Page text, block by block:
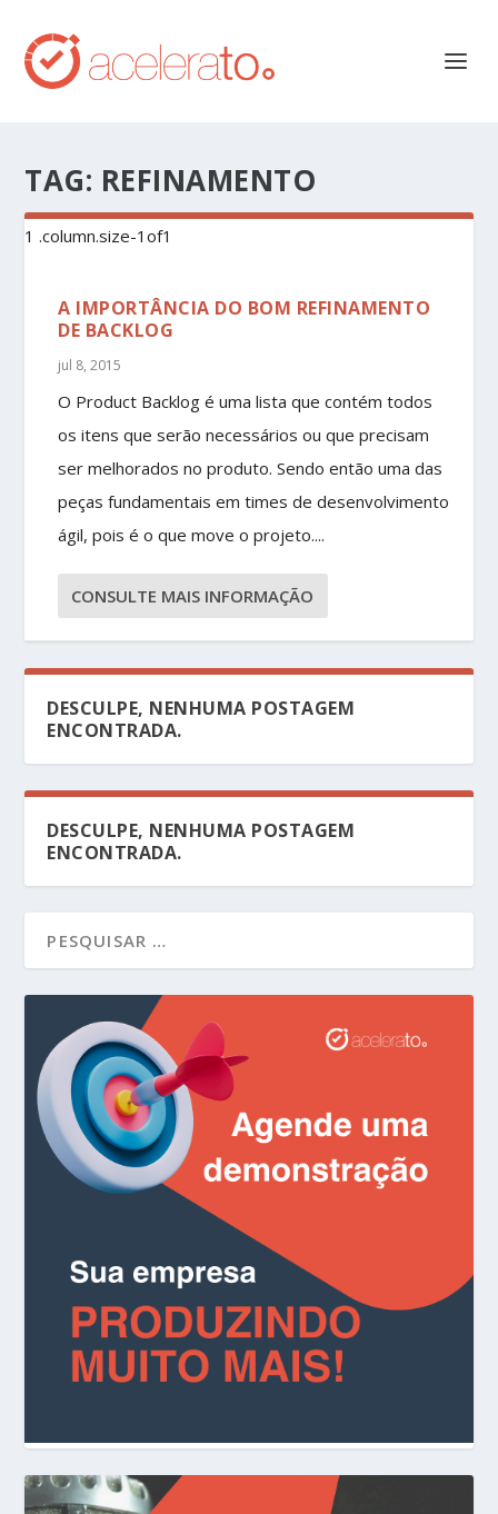
TAG: REFINAMENTO
A IMPORTÂNCIA DO BOM REFINAMENTO
DE BACKLOG
jul 8, 2015
O Product Backlog é uma lista que contém todos
os itens que serão necessários ou que precisam
ser melhorados no produto. Sendo então uma das
peças fundamentais em times de desenvolvimento
ágil, pois é o que move o projeto....
CONSULTE MAIS INFORMAÇÃO
DESCULPE, NENHUMA POSTAGEM
ENCONTRADA.
DESCULPE, NENHUMA POSTAGEM
ENCONTRADA.